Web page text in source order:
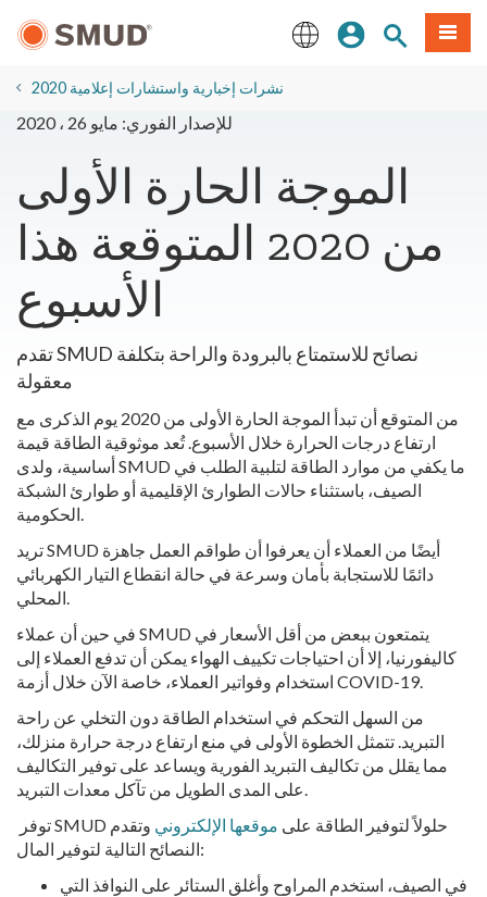
إلى
الرئيسي
تسجيل الدخول
بحث الموقع
طعام
2020 نشرات إخبارية واستشارات إعلامية
للإصدار الفوري: مايو 26 ، 2020
الموجة الحارة الأولى
من 2020 المتوقعة هذا
الأسبوع
تقدم SMUD نصائح للاستمتاع بالبرودة والراحة بتكلفة
من المتوقع أن تبدأ الموجة الحارة الأولى من 2020 يوم الذكرى مع
ارتفاع درجات الحرارة خلال الأسبوع. تُعد موثوقية الطاقة قيمة
أساسية، ولدى SMUD ما يكفي من موارد الطاقة لتلبية الطلب في
الصيف، باستثناء حالات الطوارئ الإقليمية أو طوارئ الشبكة
الحكومية.
تريد SMUD أيضًا من العملاء أن يعرفوا أن طواقم العمل جاهزة
دائمًا للاستجابة بأمان وسرعة في حالة انقطاع التيار الكهربائي
المحلي.
في حين أن عملاء SMUD يتمتعون ببعض من أقل الأسعار في
كاليفورنيا، إلا أن احتياجات تكييف الهواء يمكن أن تدفع العملاء إلى
استخدام وفواتير العملاء، خاصة الآن خلال أزمة COVID-19.
من السهل التحكم في استخدام الطاقة دون التخلي عن راحة
التبريد. تتمثل الخطوة الأولى في منع ارتفاع درجة حرارة منزلك،
مما يقلل من تكاليف التبريد الفورية ويساعد على توفير التكاليف
على المدى الطويل من تآكل معدات التبريد.
توفر SMUD حلولاً لتوفير الطاقة على موقعها الإلكتروني وتقدم
النصائح التالية لتوفير المال:
في الصيف، استخدم المراوح وأغلق الستائر على النوافذ التي